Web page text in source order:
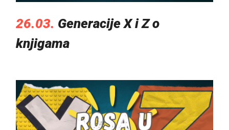
26.03. Generacije X i Z o
knjigama